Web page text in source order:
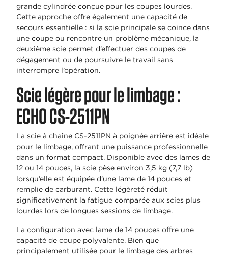
grande cylindrée conçue pour les coupes lourdes.
Cette approche offre également une capacité de
secours essentielle : si la scie principale se coince dans
une coupe ou rencontre un problème mécanique, la
deuxième scie permet d’effectuer des coupes de
dégagement ou de poursuivre le travail sans
interrompre l’opération.
Scie légère pour le limbage :
ECHO CS-2511PN
La scie à chaîne CS-2511PN à poignée arrière est idéale
pour le limbage, offrant une puissance professionnelle
dans un format compact. Disponible avec des lames de
12 ou 14 pouces, la scie pèse environ 3,5 kg (7,7 lb)
lorsqu’elle est équipée d’une lame de 14 pouces et
remplie de carburant. Cette légèreté réduit
significativement la fatigue comparée aux scies plus
lourdes lors de longues sessions de limbage.
La configuration avec lame de 14 pouces offre une
capacité de coupe polyvalente. Bien que
principalement utilisée pour le limbage des arbres